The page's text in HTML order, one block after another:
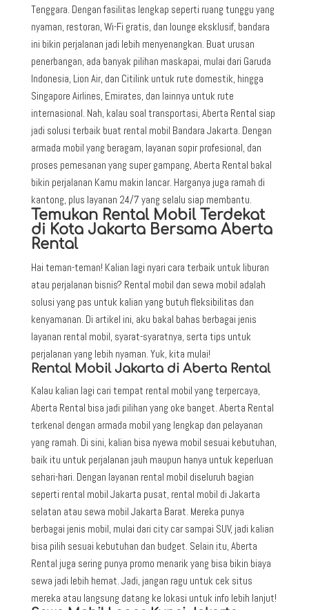
Tenggara. Dengan fasilitas lengkap seperti ruang tunggu yang
nyaman, restoran, Wi-Fi gratis, dan lounge eksklusif, bandara
ini bikin perjalanan jadi lebih menyenangkan. Buat urusan
penerbangan, ada banyak pilihan maskapai, mulai dari Garuda
Indonesia, Lion Air, dan Citilink untuk rute domestik, hingga
Singapore Airlines, Emirates, dan lainnya untuk rute
internasional. Nah, kalau soal transportasi, Aberta Rental siap
jadi solusi terbaik buat rental mobil Bandara Jakarta. Dengan
armada mobil yang beragam, layanan sopir profesional, dan
proses pemesanan yang super gampang, Aberta Rental bakal
bikin perjalanan Kamu makin lancar. Harganya juga ramah di
kantong, plus layanan 24/7 yang selalu siap membantu.
Temukan Rental Mobil Terdekat
di Kota Jakarta Bersama Aberta
Rental
Hai teman-teman! Kalian lagi nyari cara terbaik untuk liburan
atau perjalanan bisnis? Rental mobil dan sewa mobil adalah
solusi yang pas untuk kalian yang butuh fleksibilitas dan
kenyamanan. Di artikel ini, aku bakal bahas berbagai jenis
layanan rental mobil, syarat-syaratnya, serta tips untuk
perjalanan yang lebih nyaman. Yuk, kita mulai!
Rental Mobil Jakarta di Aberta Rental
Kalau kalian lagi cari tempat rental mobil yang terpercaya,
Aberta Rental bisa jadi pilihan yang oke banget. Aberta Rental
terkenal dengan armada mobil yang lengkap dan pelayanan
yang ramah. Di sini, kalian bisa nyewa mobil sesuai kebutuhan,
baik itu untuk perjalanan jauh maupun hanya untuk keperluan
sehari-hari. Dengan layanan rental mobil diseluruh bagian
seperti rental mobil Jakarta pusat, rental mobil di Jakarta
selatan atau sewa mobil Jakarta Barat. Mereka punya
berbagai jenis mobil, mulai dari city car sampai SUV, jadi kalian
bisa pilih sesuai kebutuhan dan budget. Selain itu, Aberta
Rental juga sering punya promo menarik yang bisa bikin biaya
sewa jadi lebih hemat. Jadi, jangan ragu untuk cek situs
mereka atau langsung datang ke lokasi untuk info lebih lanjut!